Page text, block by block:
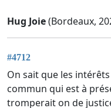
Hug Joie(Bordeaux,
#4712
On sait que les
commun qui est à
tromperait on de